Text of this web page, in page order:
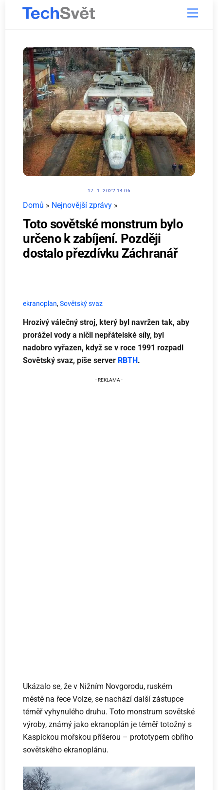
Menu
17. 1. 2022 14:06
Domů » Nejnovější zprávy »
Toto sovětské monstrum bylo
určeno k zabíjení. Později
dostalo přezdívku Záchranář
ekranoplan,Sovětský svaz
Hrozivý válečný stroj, který byl navržen tak, aby
prorážel vody a ničil nepřátelské síly, byl
nadobro vyřazen, když se v roce 1991 rozpadl
Sovětský svaz, píše server RBTH .
Ukázalo se, že v Nižním Novgorodu, ruském
městě na řece Volze, se nachází další zástupce
téměř vyhynulého druhu. Toto monstrum sovětské
výroby, známý jako ekranoplán je téměř totožný s
Kaspickou mořskou příšerou – prototypem obřího
sovětského ekranoplánu.